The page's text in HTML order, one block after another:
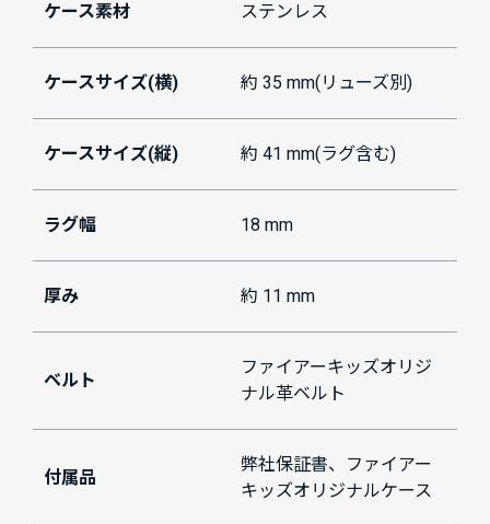
ケース素材 ステンレス
ケースサイズ(横) 約 35 mm(リューズ別)
ケースサイズ(縦) 約 41 mm(ラグ含む)
ラグ幅 18 mm
厚み 約 11 mm
ベルト
ファイアーキッズオリジ
ナル革ベルト
付属品
弊社保証書、ファイアー
キッズオリジナルケース